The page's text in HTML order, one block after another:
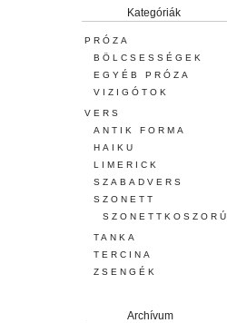
Kategóriák
PRÓZA
BÖLCSESSÉGEK
EGYÉB PRÓZA
VIZIGÓTOK
VERS
ANTIK FORMA
HAIKU
LIMERICK
SZABADVERS
SZONETT
SZONETTKOSZORÚ
TANKA
TERCINA
ZSENGÉK
Archívum